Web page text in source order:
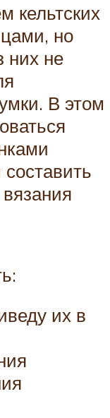
кельтских
но
них не
В этом
их в